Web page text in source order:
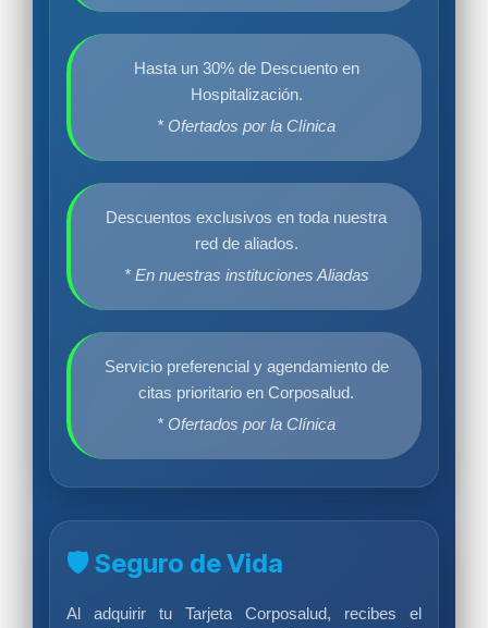
Hasta un 30% de Descuento en
Hospitalización.
* Ofertados por la Clínica
Descuentos exclusivos en toda nuestra
red de aliados.
* En nuestras instituciones Aliadas
Servicio preferencial y agendamiento de
citas prioritario en Corposalud.
* Ofertados por la Clínica
🛡️ Seguro de Vida
Al adquirir tu Tarjeta Corposalud, recibes el